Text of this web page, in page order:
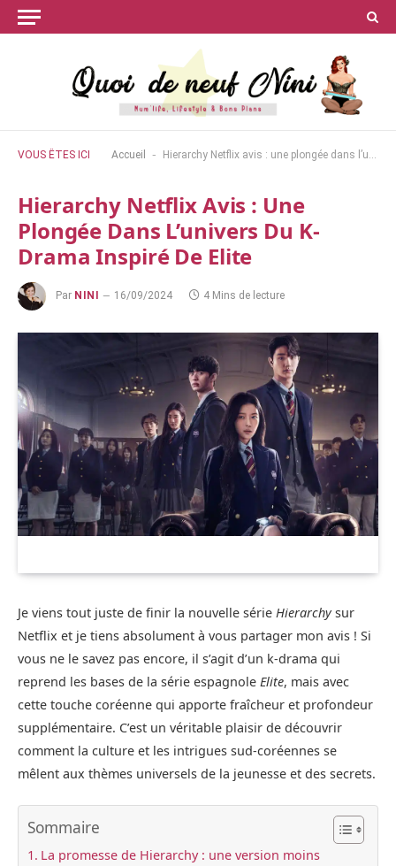
VOUS ÊTES ICI Accueil - Hierarchy Netflix avis : une plongée dans l’univers du k-drama inspiré de Elite
Hierarchy Netflix Avis : Une
Plongée Dans L’univers Du K-
Drama Inspiré De Elite
Par NINI 16/09/2024 4 Mins de lecture
Je viens tout juste de finir la nouvelle série Hierarchysur
Netflix et je tiens absolument à vous partager mon avis ! Si
vous ne le savez pas encore, il s’agit d’un k-drama qui
reprend les bases de la série espagnole Elite, mais avec
cette touche coréenne qui apporte fraîcheur et profondeur
supplémentaire. C’est un véritable plaisir de découvrir
comment la culture et les intrigues sud-coréennes se
mêlent aux thèmes universels de la jeunesse et des secrets.
Sommaire
La promesse de Hierarchy : une version moins